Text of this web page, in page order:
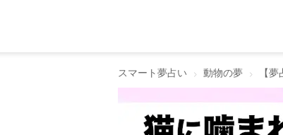
スマート夢占い 動物の夢 【